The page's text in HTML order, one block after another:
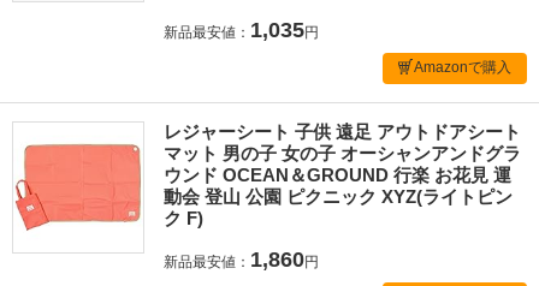
新品最安値： 1,035円
Amazonで購入
レジャーシート 子供 遠足 アウトドアシート
マット 男の子 女の子 オーシャンアンドグラ
ウンド OCEAN＆GROUND 行楽 お花見 運
動会 登山 公園 ピクニック XYZ(ライトピン
ク F)
新品最安値： 1,860円